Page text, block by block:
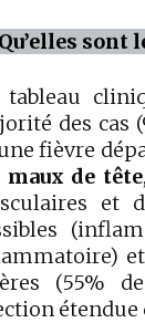
Qu’elles sont
tableau
des cas
fièvre
maux de tête
et
(55%
étendue